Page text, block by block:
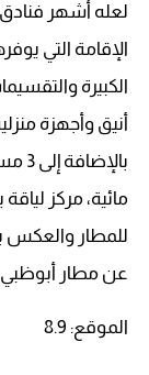
لعله أشهر
الإقامة التي
الكبيرة
أنيق وأجهزة
مائية، مركز
عن مطار أبوظبي الدولي و7.1 كم عن
الموقع: 8.9